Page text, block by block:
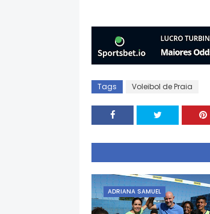
Tags Voleibol de Praia
ADRIANA SAMUEL